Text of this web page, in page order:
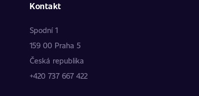
Kontakt
Spodní 1
159 00 Praha 5
Česká republika
+420 737 667 422